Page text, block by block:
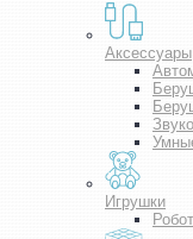
Аксессуары
Игрушки